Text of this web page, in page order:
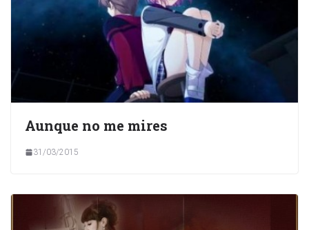
Aunque no me mires
31/03/2015